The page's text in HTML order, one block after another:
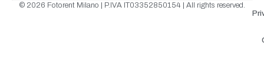
© 2026 Fotorent Milano | P.IVA IT03352850154 | All rights reserved.